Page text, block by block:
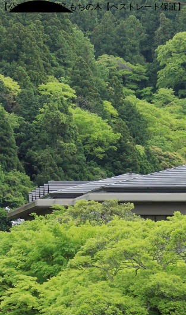
【公式】渓谷別庭 もちの木【ベストレート保証】